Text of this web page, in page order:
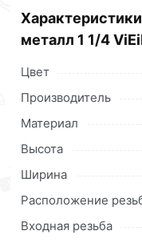
металл 1 1/4
Цвет
Производитель
Материал
Высота
Ширина
Расположение
Входная резьба